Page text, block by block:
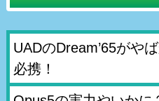
UADのDream’65がや
必携！